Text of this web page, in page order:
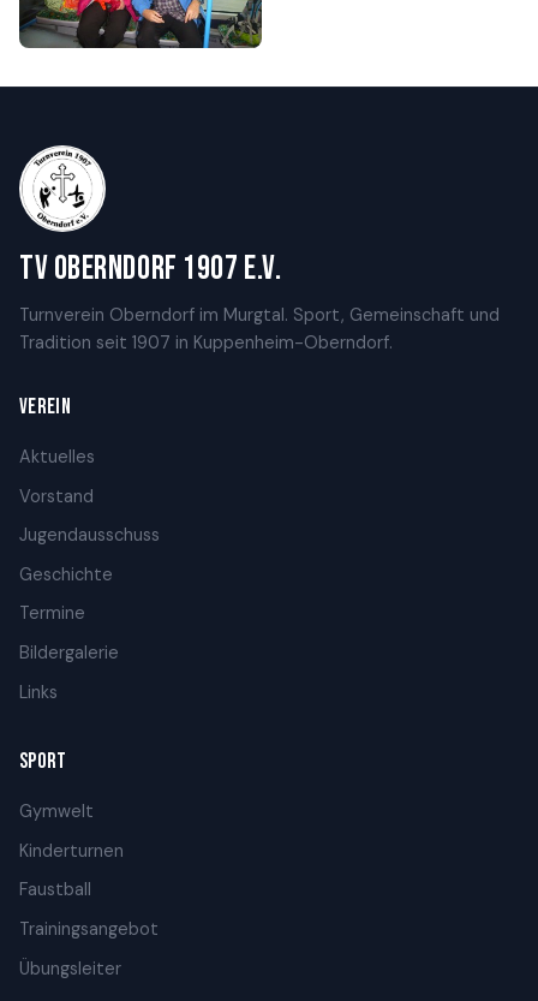
TV Oberndorf 1907 e.V.
Turnverein Oberndorf im Murgtal. Sport, Gemeinschaft und
Tradition seit 1907 in Kuppenheim-Oberndorf.
VEREIN
Aktuelles
Vorstand
Jugendausschuss
Geschichte
Termine
Bildergalerie
Links
SPORT
Gymwelt
Kinderturnen
Faustball
Trainingsangebot
Übungsleiter